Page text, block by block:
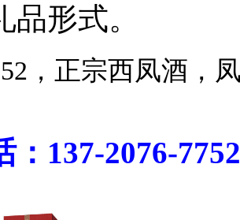
品形式。
，正宗西凤酒
：137-2076-7752